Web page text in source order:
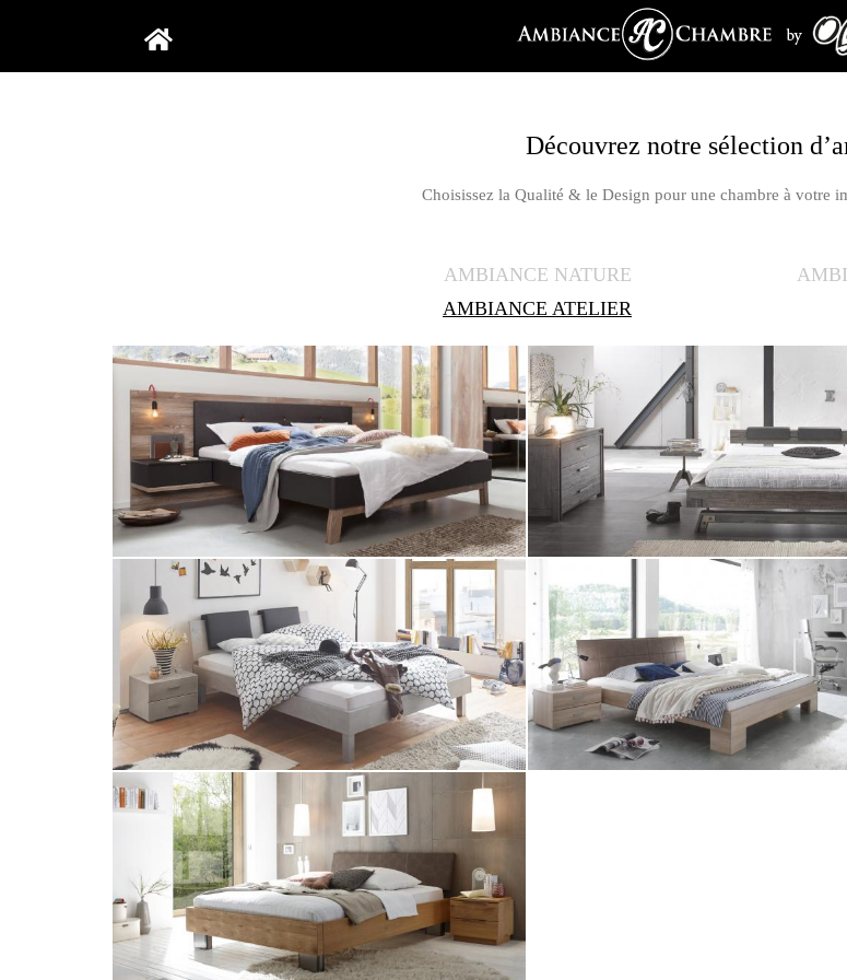
Découvrez notre sélection
Choisissez la Qualité & le Design pour une chambre à votre
AMBIANCE NATURE
AMBIANCE ATELIER